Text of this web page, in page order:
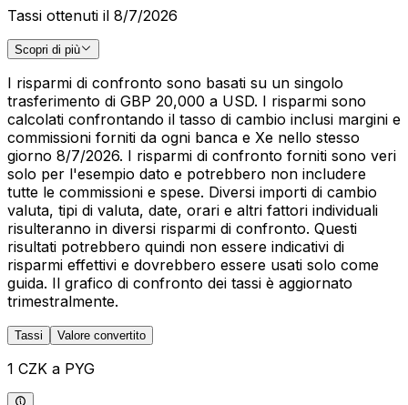
Tassi ottenuti il 8/7/2026
Scopri di più
I risparmi di confronto sono basati su un singolo
trasferimento di GBP 20,000 a USD. I risparmi sono
calcolati confrontando il tasso di cambio inclusi margini e
commissioni forniti da ogni banca e Xe nello stesso
giorno 8/7/2026. I risparmi di confronto forniti sono veri
solo per l'esempio dato e potrebbero non includere
tutte le commissioni e spese. Diversi importi di cambio
valuta, tipi di valuta, date, orari e altri fattori individuali
risulteranno in diversi risparmi di confronto. Questi
risultati potrebbero quindi non essere indicativi di
risparmi effettivi e dovrebbero essere usati solo come
guida. Il grafico di confronto dei tassi è aggiornato
trimestralmente.
Tassi Valore convertito
1 CZK a PYG